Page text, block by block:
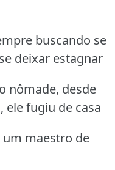
buscando se
deixar estagnar
nômade, desde
ele fugiu de casa
maestro de